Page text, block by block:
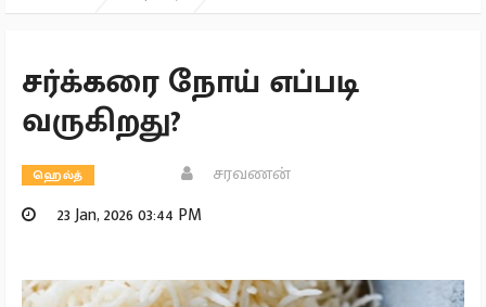
சர்க்கரை நோய் எப்படி
வருகிறது?
ஹெல்த்
சரவணன்
23 Jan, 2026 03:44 PM